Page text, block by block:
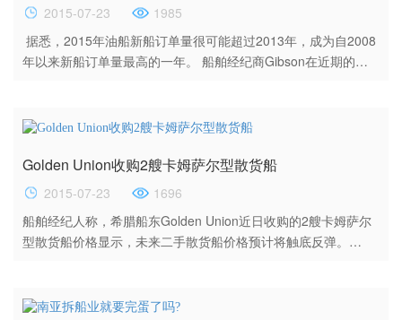
2015-07-23
1985
据悉，2015年油船新船订单量很可能超过2013年，成为自2008
年以来新船订单量最高的一年。 船舶经纪商Gibson在近期的周
在某种程度上，私募基金、对冲基金以及相对较低的新船造价促
来的最低位。另外，LR1型及LR2型油船订单的增长同样也受到
了...
Golden Union收购2艘卡姆萨尔型散货船
2015-07-23
1696
船舶经纪人称，希腊船东Golden Union近日收购的2艘卡姆萨尔
型散货船价格显示，未来二手散货船价格预计将触底反弹。
年），该船由现代三湖重工建造，交易价为1970万美元。 此